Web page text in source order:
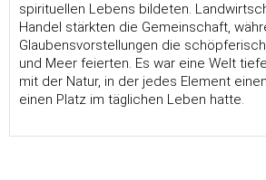
spirituellen Lebens bildeten.
Handel stärkten die Gemeinschaft,
Glaubensvorstellungen die
und Meer feierten. Es war eine Welt
mit der Natur, in der jedes Element
einen Platz im täglichen Leben hatte.